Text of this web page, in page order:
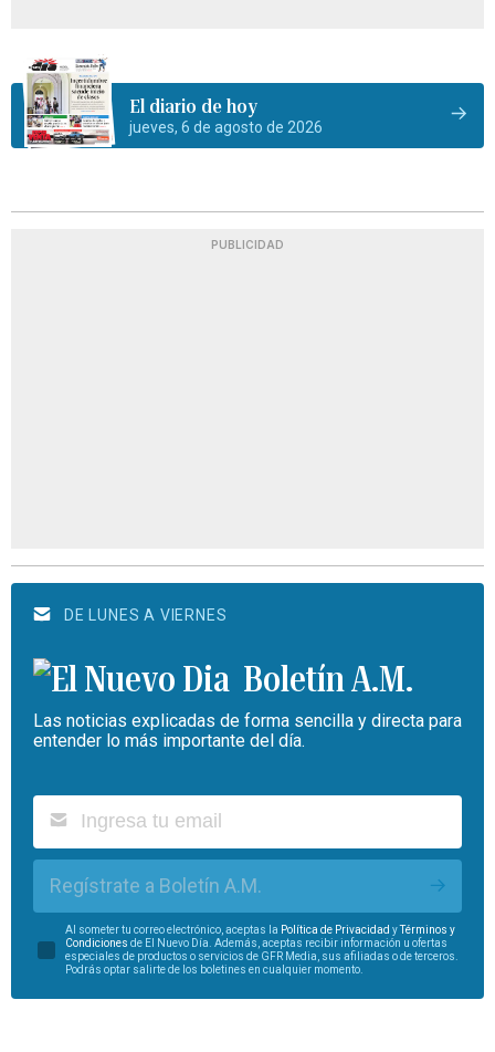
El diario de hoy
jueves, 6 de agosto de 2026
PUBLICIDAD
DE LUNES A VIERNES
Boletín A.M.
Las noticias explicadas de forma sencilla y directa para
entender lo más importante del día.
Regístrate a Boletín A.M.
Al someter tu correo electrónico, aceptas la Política de Privacidad yTérminos y
Condiciones de El Nuevo Día. Además, aceptas recibir información u ofertas
especiales de productos o servicios de GFR Media, sus afiliadas o de terceros.
Podrás optar salirte de los boletines en cualquier momento.